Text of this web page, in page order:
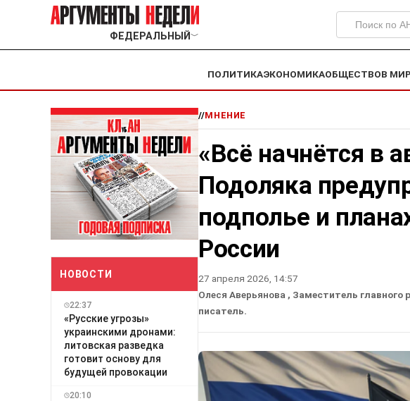
ФЕДЕРАЛЬНЫЙ ﹀
ПОЛИТИКАЭКОНОМИКАОБЩЕСТВОВ
НОВОСТИ
22:37
«Русские угрозы»
украинскими дронами:
литовская разведка
готовит основу для
будущей провокации
20:10
//МНЕНИЕ
«Всё начнётся в
Подоляка
подполье и
России
27 апреля 2026, 14:57
Олеся Аверьянова , Заместитель главного
писатель.